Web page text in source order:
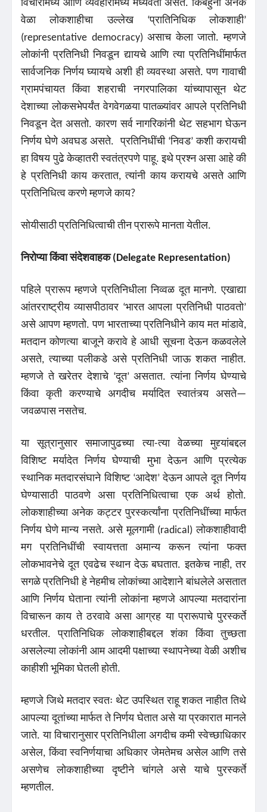
विचारांमध्ये आणि व्यवहारांमध्ये मध्यवर्ती असते. किंबहुना अनेक
वेळा लोकशाहीचा उल्लेख ‘प्रातिनिधिक लोकशाही’
(representative democracy) असाच केला जातो. म्हणजे
लोकांनी प्रतिनिधी निवडून द्यायचे आणि त्या प्रतिनिधींमार्फत
सार्वजनिक निर्णय घ्यायचे अशी ही व्यवस्था असते.पण गावाची
ग्रामपंचायत किंवा शहराची नगरपालिका यांच्यापासून थेट
देशाच्या लोकसभेपर्यंत वेगवेगळया पातळ्यांवर आपले प्रतिनिधी
निवडून देत असतो. कारण सर्व नागरिकांनी थेट सहभाग घेऊन
निर्णय घेणे अवघड असते.प्रतिनिधींची ‘निवड’ कशी करायची
हा विषय पुढे केव्हातरी स्वतंत्रपणे पाहू. इथे प्रश्न असा आहे की
हे प्रतिनिधी काय करतात, त्यांनी काय करायचे असते आणि
प्रतिनिधित्व करणे म्हणजे काय?
सोयीसाठी प्रतिनिधित्वाची तीन प्रारूपे मानता येतील.
निरोप्याकिंवा संदेशवाहक(Delegate Representation)
पहिले प्रारूप म्हणजे प्रतिनिधीला निव्वळ दूत मानणे. एखाद्या
आंतरराष्ट्रीय व्यासपीठावर ‘भारत आपला प्रतिनिधी पाठवतो’
असे आपण म्हणतो. पण भारताच्या प्रतिनिधीने काय मत मांडावे,
मतदान कोणत्या बाजूने करावे हे आधी सूचना देऊन कळवलेले
असते, त्याच्या पलीकडे असे प्रतिनिधी जाऊ शकत नाहीत.
म्हणजे ते खरेतर देशाचे ‘दूत’ असतात. त्यांना निर्णय घेण्याचे
किंवा कृती करण्याचे अगदीच मर्यादित स्वातंत्र्य असते—
जवळपास नसतेच.
या सूत्रानुसार समाजापुढच्या त्या-त्या वेळच्या मुद्द्यांबद्दल
विशिष्ट मर्यादेत निर्णय घेण्याची मुभा देऊन आणि प्रत्येक
स्थानिक मतदारसंघाने विशिष्ट ‘आदेश’ देऊन आपले दूत निर्णय
घेण्यासाठी पाठवणे असा प्रतिनिधित्वाचा एक अर्थ होतो.
लोकशाहीच्या अनेक कट्टर पुरस्कर्त्यांना प्रतिनिधींच्या मार्फत
निर्णय घेणे मान्य नसते. असे मूलगामी (radical) लोकशाहीवादी
मग प्रतिनिधींची स्वायत्तता अमान्य करून त्यांना फक्त
लोकभावनेचे दूत एवढेच स्थान देऊ बघतात. इतकेच नाही, तर
सगळे प्रतिनिधी हे नेहमीच लोकांच्या आदेशाने बांधलेले असतात
आणि निर्णय घेताना त्यांनी लोकांना म्हणजे आपल्या मतदारांना
विचारून काय ते ठरवावे असा आग्रह या प्रारूपाचे पुरस्कर्ते
धरतील. प्रातिनिधिक लोकशाहीबद्दल शंका किंवा तुच्छता
असलेल्या लोकांनी आम आदमी पक्षाच्या स्थापनेच्या वेळी अशीच
काहीशी भूमिका घेतली होती.
म्हणजे जिथे मतदार स्वतः थेट उपस्थित राहू शकत नाहीत तिथे
आपल्या दूतांच्या मार्फत ते निर्णय घेतात असे या प्रकारात मानले
जाते. या विचारानुसार प्रतिनिधीला अगदीच कमी स्वेच्छाधिकार
असेल, किंवा स्वनिर्णयाचा अधिकार जेमतेमच असेल आणि तसे
असणेच लोकशाहीच्या दृष्टीने चांगले असे याचे पुरस्कर्ते
म्हणतील.